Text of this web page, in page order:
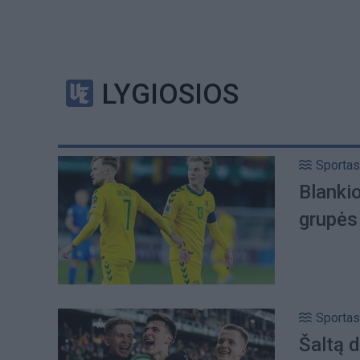
LYGIOSIOS
Sportas
Sportas
Šaltą